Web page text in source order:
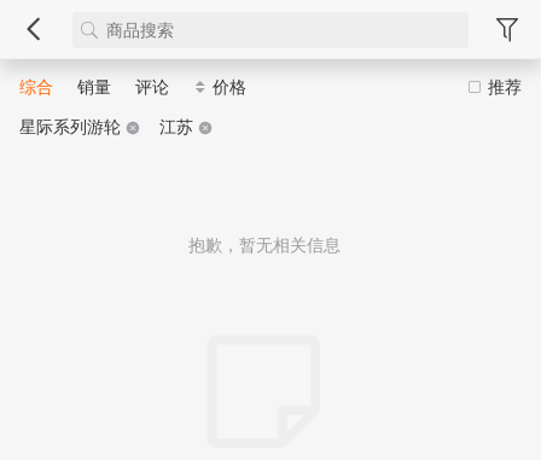
推荐
综合 销量 评论
价格
星际系列游轮
江苏
抱歉，暂无相关信息